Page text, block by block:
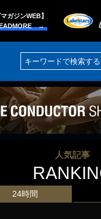
ガジンWEB】
→
人気記事
24時間